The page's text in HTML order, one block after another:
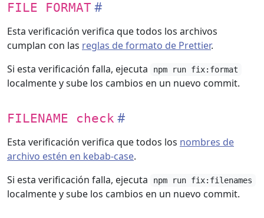
FILE FORMAT
Esta verificación verifica que todos los archivos
cumplan con las reglas de formato de Prettier.
Si esta verificación falla, ejecuta
npm run fix:format
localmente y sube los cambios en un nuevo commit.
FILENAME check
Esta verificación verifica que todos los nombres de
archivo estén en kebab-case.
Si esta verificación falla, ejecuta
npm run fix:filenames
localmente y sube los cambios en un nuevo commit.